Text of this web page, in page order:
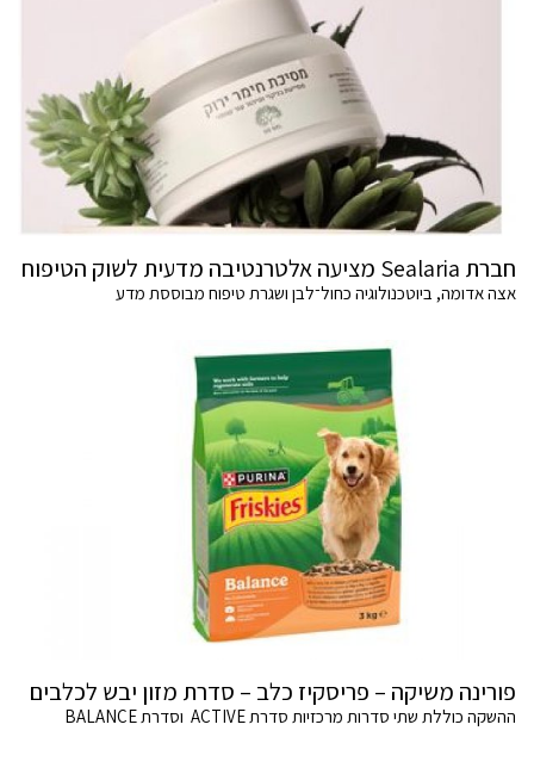
חברת Sealaria מציעה אלטרנטיבה מדעית לשוק הטיפוח
אצה אדומה, ביוטכנולוגיה כחול־לבן ושגרת טיפוח מבוססת מדע
פורינה משיקה – פריסקיז כלב – סדרת מזון יבש לכלבים
ההשקה כוללת שתי סדרות מרכזיות סדרת ACTIVE וסדרת BALANCE